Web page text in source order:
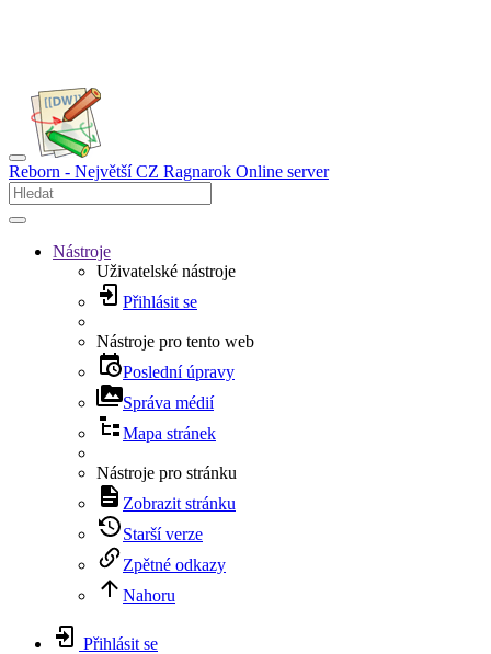
Reborn - Největší CZ Ragnarok Online server
Nástroje
Uživatelské nástroje
Přihlásit se
Nástroje pro tento web
Poslední úpravy
Správa médií
Mapa stránek
Nástroje pro stránku
Zobrazit stránku
Starší verze
Zpětné odkazy
Nahoru
Přihlásit se